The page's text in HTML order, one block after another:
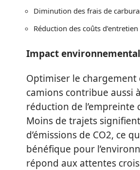
Diminution des frais de
Réduction des coûts
Impact environnemental
Optimiser le chargement
camions contribue aussi
réduction de l’empreinte
Moins de trajets
d’émissions de CO2, ce
bénéfique pour
répond aux attentes